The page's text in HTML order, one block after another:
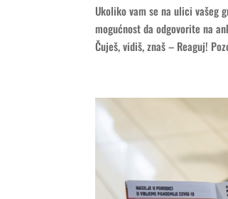
Ukoliko vam se na ulici vašeg
mogućnost da odgovorite na
Čuješ, vidiš, znaš – Reaguj!